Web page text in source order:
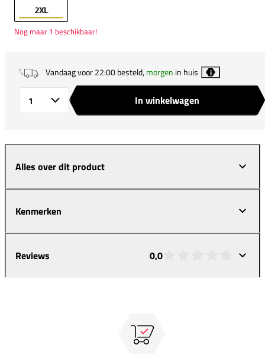
2XL
Nog maar 1 beschikbaar!
Vandaag voor 22:00 besteld,morgen in huis i
In winkelwagen
Alles over dit product
Kenmerken
Reviews 0,0